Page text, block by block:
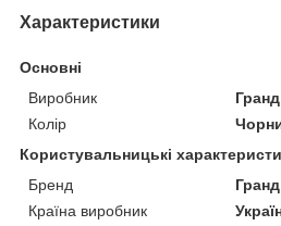
Характеристики
Основні
Виробник
Колір
Користувальницькі
Бренд
Країна виробник